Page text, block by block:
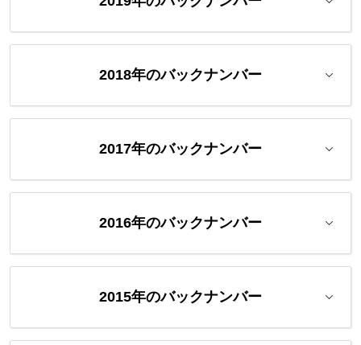
2018年のバックナンバー
2017年のバックナンバー
2016年のバックナンバー
2015年のバックナンバー